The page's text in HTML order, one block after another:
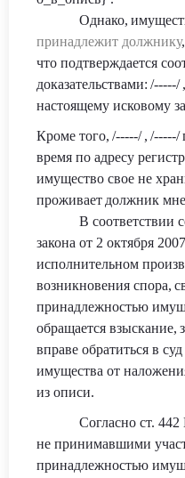
Однако,
принадлежит должнику
что подтверждается
доказательствами: /-----/
настоящему исковому
Кроме того, /-----/ , /-----/
время по адресу
имущество свое не
проживает должник
В соответствии
закона от 2 октября
исполнительном
возникновения спора,
принадлежностью
обращается взыскание,
вправе обратиться в
имущества от
из описи.
Согласно ст.
не принимавшими
принадлежностью